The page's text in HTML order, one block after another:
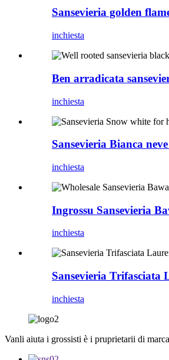
Sansevieria golden
inchiesta
Ben arradicata
inchiesta
Sansevieria Bianca
inchiesta
Ingrossu Sansevieria
inchiesta
Sansevieria Trifasciata
inchiesta
Vanli aiuta i grossisti è i pruprietarii di